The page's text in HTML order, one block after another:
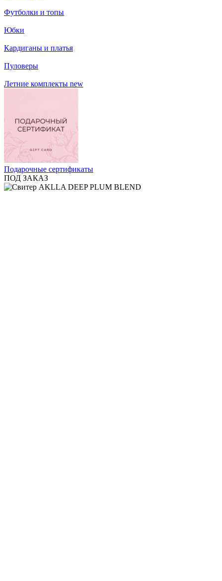
Футболки и топы
Юбки
Кардиганы и платья
Пуловеры
Летние комплекты new
Подарочные сертификаты
ПОД ЗАКАЗ